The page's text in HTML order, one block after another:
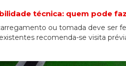
técnica: quem pode
ou tomada deve ser
recomenda-se visita